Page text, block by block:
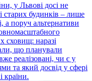
у Львові досі не
старих будинків – лише
а поруч альтернативи
сховищ: наразі
що планували
реалізовані, чи є у
та який досвід у сфері
країни.